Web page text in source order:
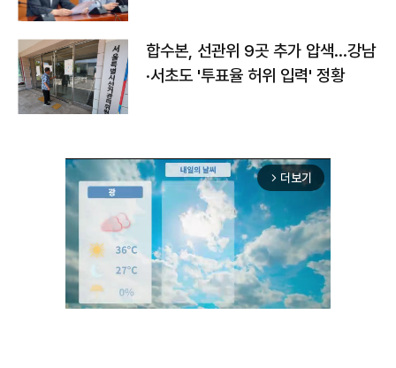
합수본, 선관위 9곳 추가 압색…강남
·서초도 '투표율 허위 입력' 정황
arrow_forward_ios 더보기